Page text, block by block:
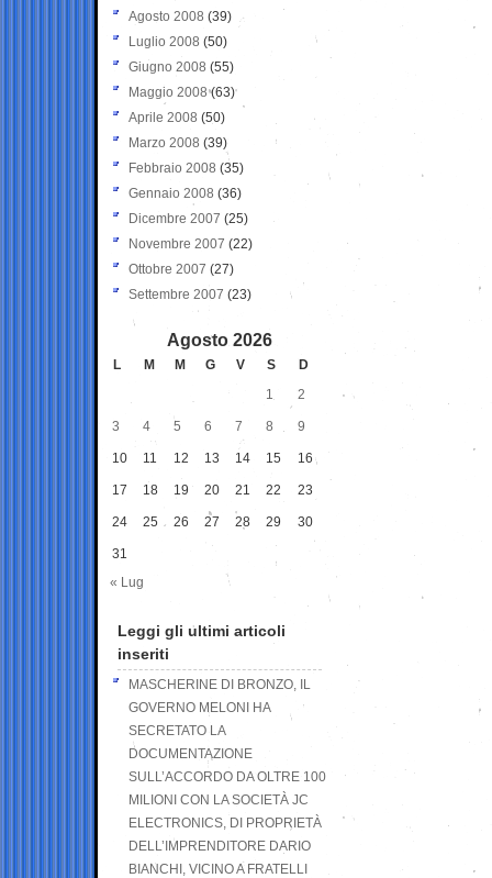
Agosto 2008 (39)
Luglio 2008 (50)
Giugno 2008 (55)
Maggio 2008(63)
Aprile 2008 (50)
Marzo 2008 (39)
Febbraio 2008 (35)
Gennaio 2008 (36)
Dicembre 2007 (25)
Novembre 2007 (22)
Ottobre 2007 (27)
Settembre 2007 (23)
Agosto 2026
L M M G V S
D
1
2
3 4 5 6 7 8 9
10 11 12 13 14 15 16
17 18 19 20 21 22 23
24 25 26 27 28 29 30
31
« Lug
Leggi gli ultimi articoli
inseriti
MASCHERINE DI BRONZO, IL
GOVERNO MELONI HA
SECRETATO LA
DOCUMENTAZIONE
SULL’ACCORDO DA OLTRE 100
MILIONI CON LA SOCIETÀ JC
ELECTRONICS, DI PROPRIETÀ
DELL’IMPRENDITORE DARIO
BIANCHI, VICINO A FRATELLI